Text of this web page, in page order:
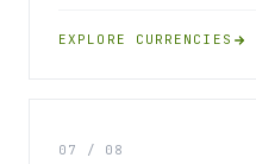
EXPLORE CURRENCIES
07 / 08